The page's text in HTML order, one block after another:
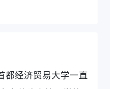
都经济贸易大学一直